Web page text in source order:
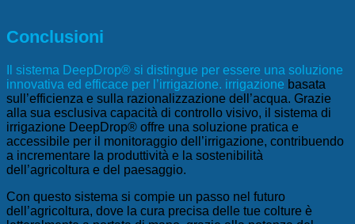
Conclusioni
Il sistema DeepDrop® si distingue per essere una soluzione
innovativa ed efficace per l’irrigazione. irrigazione basata
sull’efficienza e sulla razionalizzazione dell’acqua. Grazie
alla sua esclusiva capacità di controllo visivo, il sistema di
irrigazione DeepDrop® offre una soluzione pratica e
accessibile per il monitoraggio dell’irrigazione, contribuendo
a incrementare la produttività e la sostenibilità
dell’agricoltura e del paesaggio.
Con questo sistema si compie un passo nel futuro
dell’agricoltura, dove la cura precisa delle tue colture è